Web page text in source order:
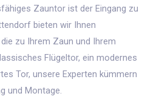
Zauntor ist der Eingang zu
bieten wir Ihnen
zu Ihrem Zaun und Ihrem
Flügeltor, ein modernes
Tor, unsere Experten kümmern
und Montage.